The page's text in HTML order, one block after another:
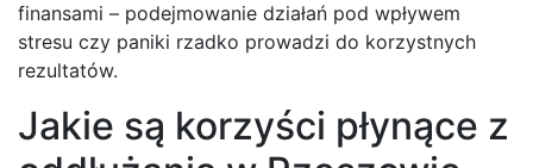
finansami – podejmowanie działań pod wpływem
stresu czy paniki rzadko prowadzi do korzystnych
rezultatów.
Jakie są korzyści płynące z